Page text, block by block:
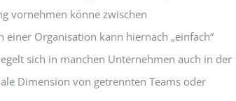
vornehmen könne zwischen
Organisation kann hiernach „einfach“
sich in manchen Unternehmen auch in der
Dimension von getrennten Teams oder